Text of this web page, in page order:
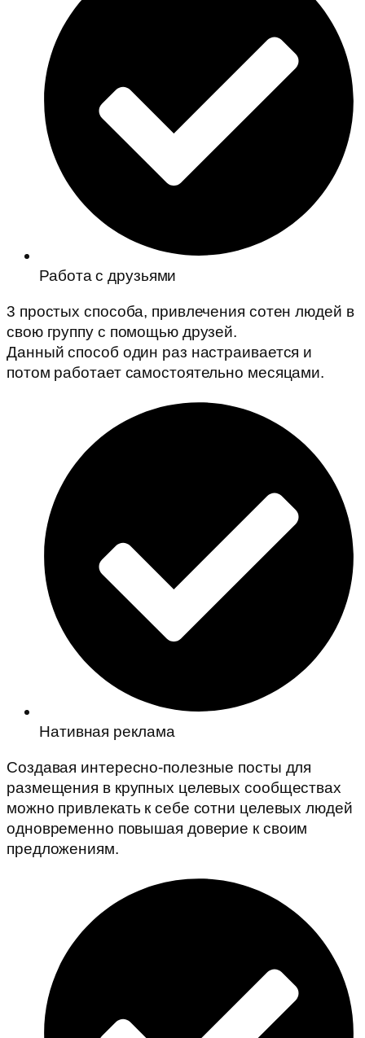
Работа с друзьями
3 простых способа, привлечения сотен людей в
свою группу с помощью друзей.
Данный способ один раз настраивается и
потом работает самостоятельно месяцами.
Нативная реклама
Создавая интересно-полезные посты для
размещения в крупных целевых сообществах
можно привлекать к себе сотни целевых людей
одновременно повышая доверие к своим
предложениям.